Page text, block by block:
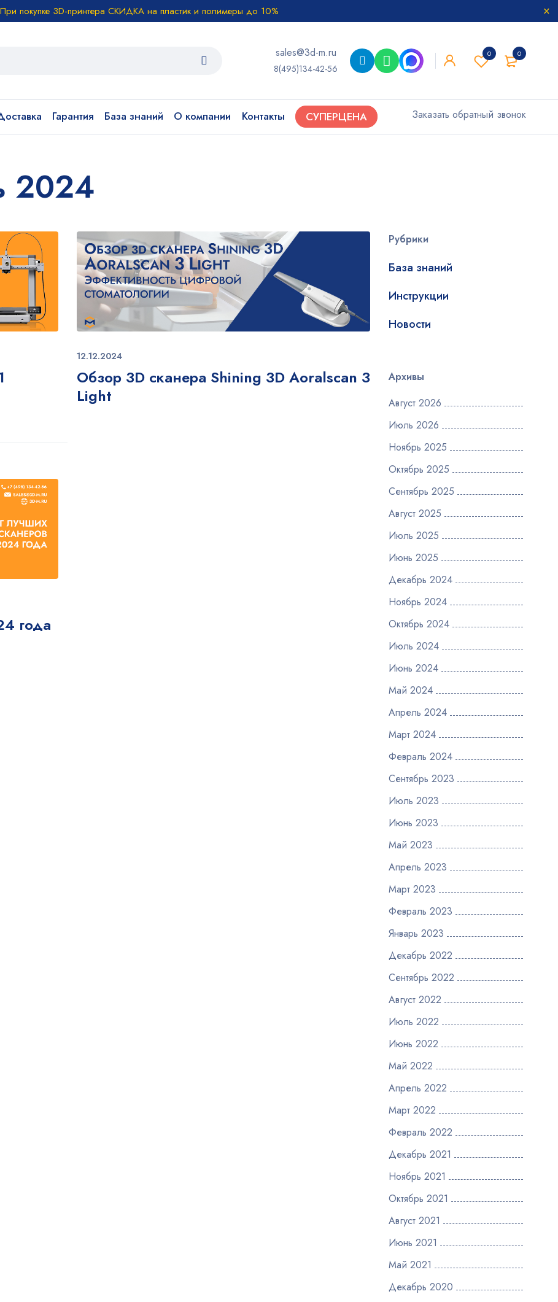
При покупке 3D-принтера СКИДКА на пластик и полимеры до 10%
0
0
sales@3d-m.ru
8(495)134-42-56
Гарантия База знаний О компании Контакты СУПЕРЦЕНА Заказать обратный звонок
2024
12.12.2024
Обзор 3D сканера Shining 3D Aoralscan 3
Light
года
Рубрики
База знаний
Инструкции
Новости
Архивы
Август 2026
Июль 2026
Ноябрь 2025
Октябрь 2025
Сентябрь 2025
Август 2025
Июль 2025
Июнь 2025
Декабрь 2024
Ноябрь 2024
Октябрь 2024
Июль 2024
Июнь 2024
Май 2024
Апрель 2024
Март 2024
Февраль 2024
Сентябрь 2023
Июль 2023
Июнь 2023
Май 2023
Апрель 2023
Март 2023
Февраль 2023
Январь 2023
Декабрь 2022
Сентябрь 2022
Август 2022
Июль 2022
Июнь 2022
Май 2022
Апрель 2022
Март 2022
Февраль 2022
Декабрь 2021
Ноябрь 2021
Октябрь 2021
Август 2021
Июнь 2021
Май 2021
Декабрь 2020